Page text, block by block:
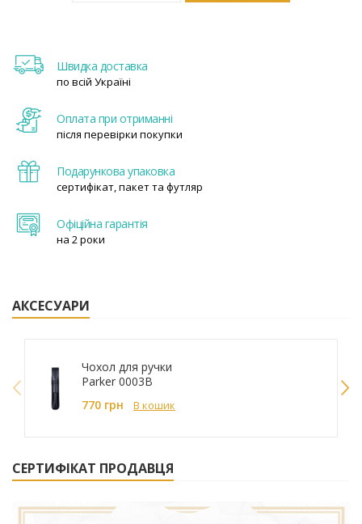
Швидка доставка
по всій Україні
Оплата при отриманні
після перевірки покупки
Подарункова упаковка
сертифікат, пакет та футляр
Офіційна гарантія
на 2 роки
АКСЕСУАРИ
Чохол для ручки
Parker 0003B
770 грн
В кошик
СЕРТИФІКАТ ПРОДАВЦЯ